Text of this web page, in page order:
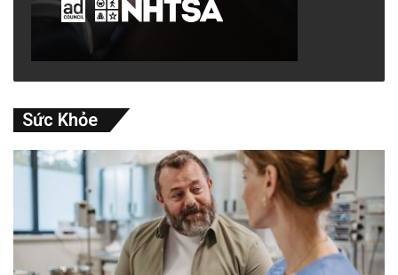
Sức Khỏe